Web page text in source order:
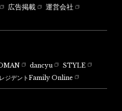
広告掲載
運営会社
dancyu
STYLE
ジデントFamily Online